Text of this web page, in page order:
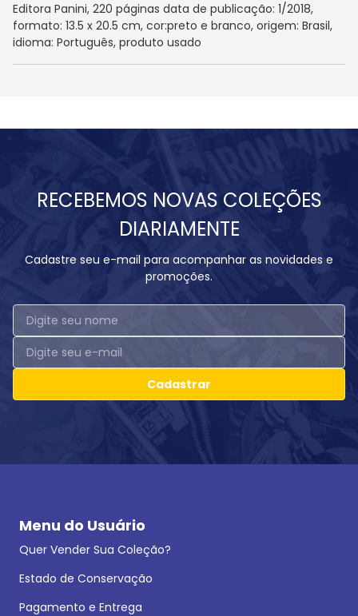
Editora Panini, 220 páginas data de publicação: 1/2018,
formato: 13.5 x 20.5 cm, cor:preto e branco, origem: Brasil,
idioma: Português, produto usado
RECEBEMOS NOVAS COLEÇÕES
DIARIAMENTE
Cadastre seu e-mail para acompanhar as novidades e
promoções.
Cadastrar
Menu do Usuário
Quer Vender Sua Coleção?
Estado de Conservação
Pagamento e Entrega